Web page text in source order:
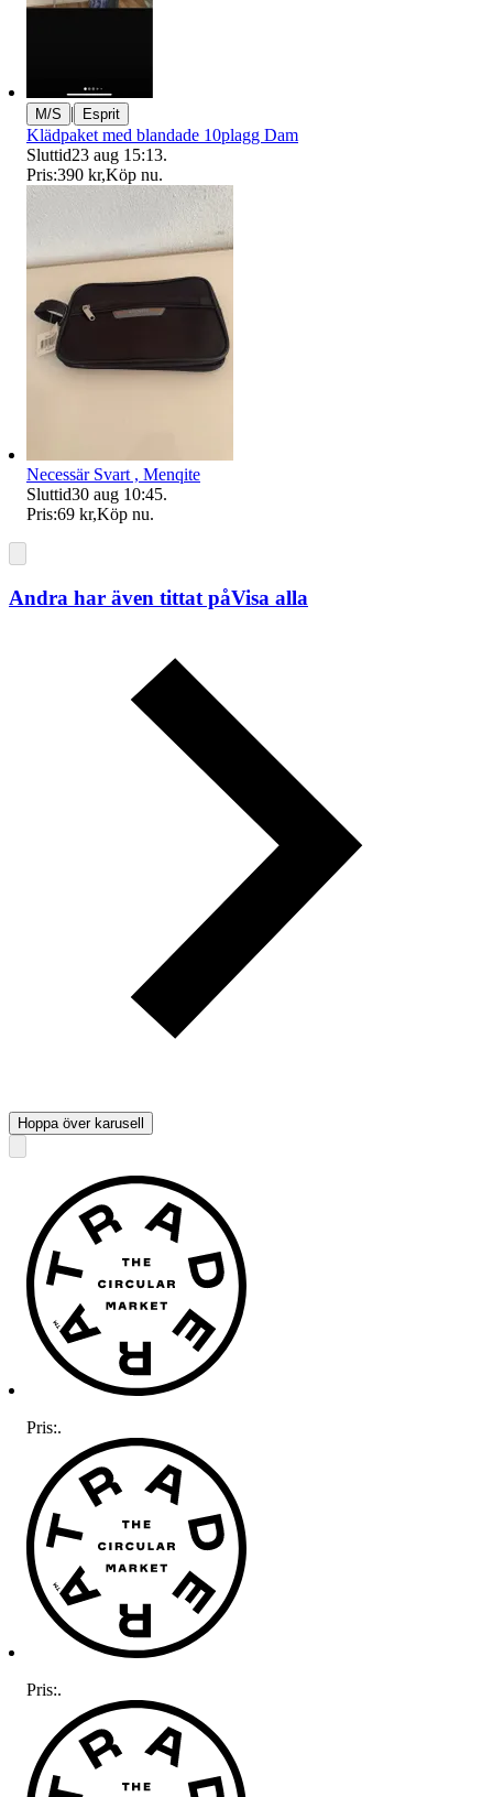
M/S | Esprit
Klädpaket med blandade 10plagg Dam
Sluttid23 aug 15:13.
Pris:390 kr,Köp nu.
Necessär Svart , Menqite
Sluttid30 aug 10:45.
Pris:69 kr,Köp nu.
Andra har även tittat påVisa alla
Hoppa över karusell
Pris:.
Pris:.